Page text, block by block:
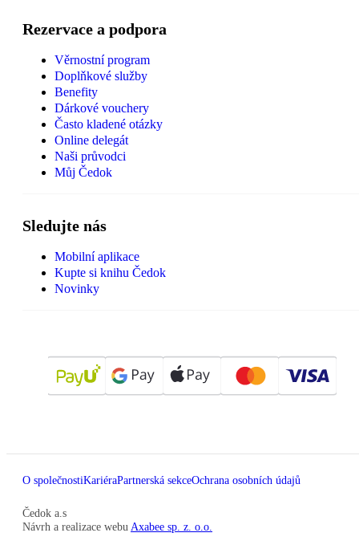
Rezervace a podpora
Věrnostní program
Doplňkové služby
Benefity
Dárkové vouchery
Často kladené otázky
Online delegát
Naši průvodci
Můj Čedok
Sledujte nás
Mobilní aplikace
Kupte si knihu Čedok
Novinky
O společnostiKariéraPartnerská sekceOchrana osobních údajů
Čedok a.s
Návrh a realizace webu Axabee sp. z. o.o.